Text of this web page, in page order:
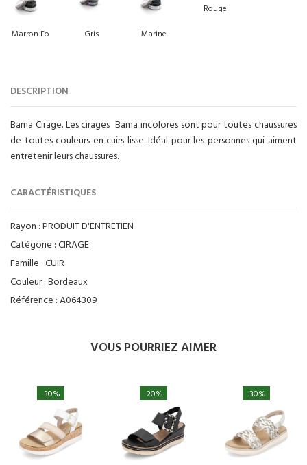
Marron Fo Gris Marine
Rouge
DESCRIPTION
Bama Cirage. Les cirages Bama incolores sont pour toutes chaussures
de toutes couleurs en cuirs lisse. Idéal pour les personnes qui aiment
entretenir leurs chaussures.
CARACTÉRISTIQUES
Rayon :PRODUIT D'ENTRETIEN
Catégorie :CIRAGE
Famille :CUIR
Couleur :Bordeaux
Référence :A064309
VOUS POURRIEZ AIMER
-30% -20% -30%